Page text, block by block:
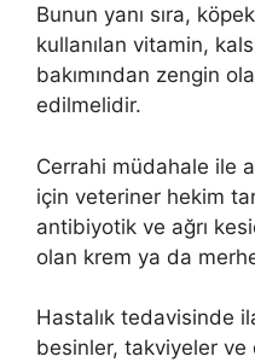
Bunun yanı sıra,
kullanılan vitamin,
bakımından zengin
edilmelidir.
Cerrahi müdahale ile
için veteriner hekim
antibiyotik ve ağrı
olan krem ya da
Hastalık tedavisinde
besinler, takviyeler ve